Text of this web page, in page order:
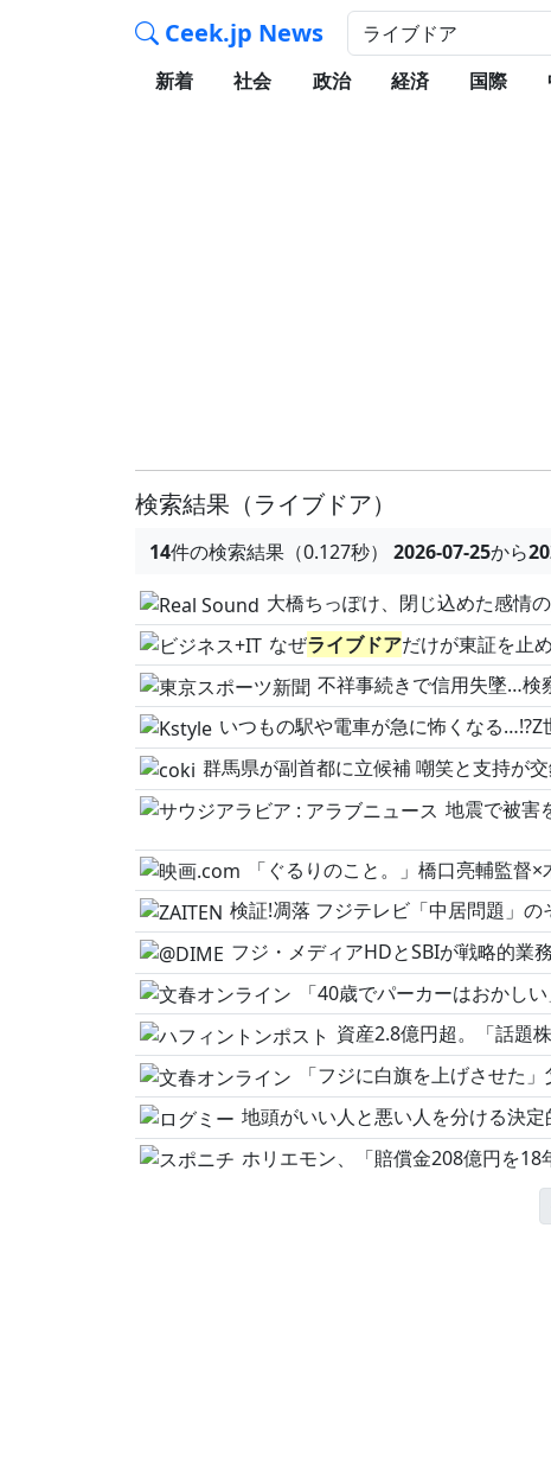
Ceek.jp News
新着
社会 政治 経済 国際
検索結果 （ライブドア）
14件の検索結果（0.127秒） 2026-07-25から
大橋ちっぽけ、閉じ込めた感情の解放、向き合った“真
なぜライブドアだけが東証を止めた? 粉飾
不祥事続きで信用失墜…検察改革の機
いつもの駅や電車が急に怖くなる…!?Z世代を中心に大ヒットの韓国
群馬県が副首都に立候補 嘲笑と支持が交
地震で被害を受けた
「ぐるりのこと。」橋口亮輔監督×木村多江×リリー・フランキー“同
検証!凋落 フジテレビ「中居問題」の
フジ・メディアHDとSBIが戦略的業務提携に向けた
「40歳でパーカーはおかしい」→堀江貴文とひろゆきが返した“まっと
資産2.8億円超。「話題株には手を出すな」という、長
「フジに白旗を上げさせた」父の逮捕→20年後に“仇討ち"…投
地頭がいい人と悪い人を分ける決定的な違い 仕事が
ホリエモン、「賠償金208億円を18年かけて払い切る